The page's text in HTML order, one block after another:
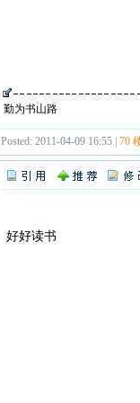
勤为书山路
Posted: 2011-04-09 16:55 |70
好好读书